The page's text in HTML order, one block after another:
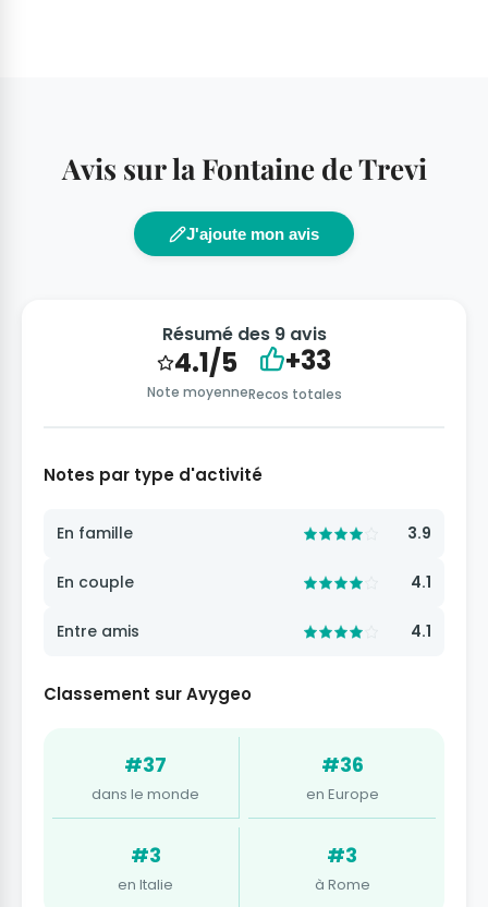
Avis sur la Fontaine de Trevi
J'ajoute mon avis
Résumé des 9 avis
4.1/5
Note moyenne
+33
Recos totales
Notes par type d'activité
En famille 3.9
En couple 4.1
Entre amis 4.1
Classement sur Avygeo
#37
dans le monde
#36
en Europe
#3
en Italie
#3
à Rome